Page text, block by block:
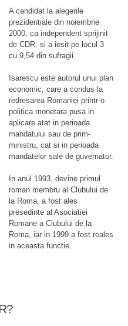
A candidat la alegerile
prezidentiale din noiembrie
2000, ca independent sprijinit
de CDR, si a iesit pe locul 3
cu 9,54 din sufragii.
Isarescu este autorul unui plan
economic, care a condus la
redresarea Romaniei printr-o
politica monetara pusa in
aplicare atat in perioada
mandatului sau de prim-
ministru, cat si in perioada
mandatelor sale de guvernator.
In anul 1993, devine primul
roman membru al Clubului de
la Roma, a fost ales
presedinte al Asociatiei
Romane a Clubului de la
Roma, iar in 1999 a fost reales
in aceasta functie.